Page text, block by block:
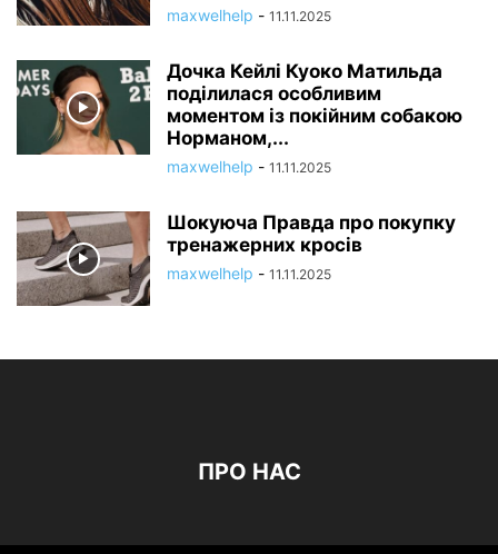
maxwelhelp - 11.11.2025
Дочка Кейлі Куоко Матильда
поділилася особливим
моментом із покійним собакою
Норманом,...
maxwelhelp - 11.11.2025
Шокуюча Правда про покупку
тренажерних кросів
maxwelhelp - 11.11.2025
ПРО НАС